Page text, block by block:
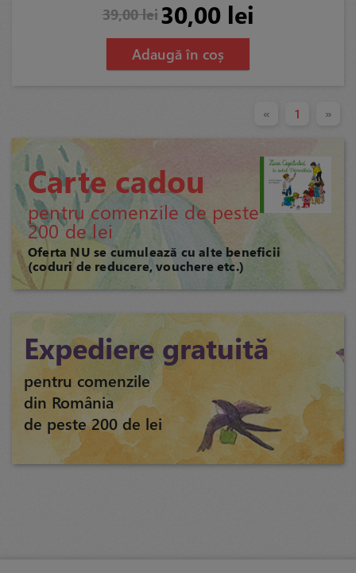
39,00 lei30,00 lei
Adaugă în coș
« 1 »
Carte cadou
pentru comenzile de peste
200 de lei
Oferta NU se cumulează cu alte beneficii
(coduri de reducere, vouchere etc.)
Expediere gratuită
pentru comenzile
din România
de peste 200 de lei